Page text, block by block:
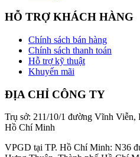
HỖ TRỢ KHÁCH HÀNG
Chính sách bán hàng
Chính sách thanh toán
Hỗ trợ kỹ thuật
Khuyến mãi
ĐỊA CHỈ CÔNG TY
Trụ sở: 211/10/1 đường Vĩnh
Hồ Chí Minh
VPGD tại TP. Hồ Chí Minh: N36